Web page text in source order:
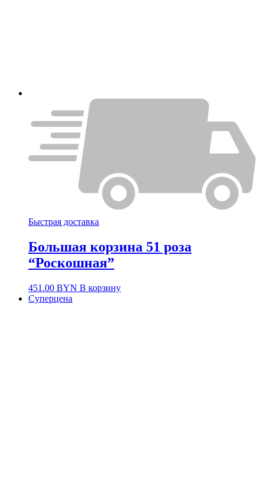
Быстрая доставка
Большая корзина 51 роза
“Роскошная”
451.00 BYN В корзину
Суперцена